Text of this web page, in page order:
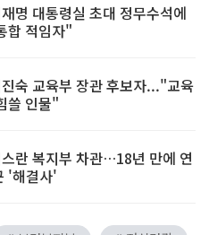
명 대통령실 초대 정무수석에
적임자"
숙 교육부 장관 후보자..."교육
쓸 인물"
란 복지부 차관…18년 만에 연
'해결사'